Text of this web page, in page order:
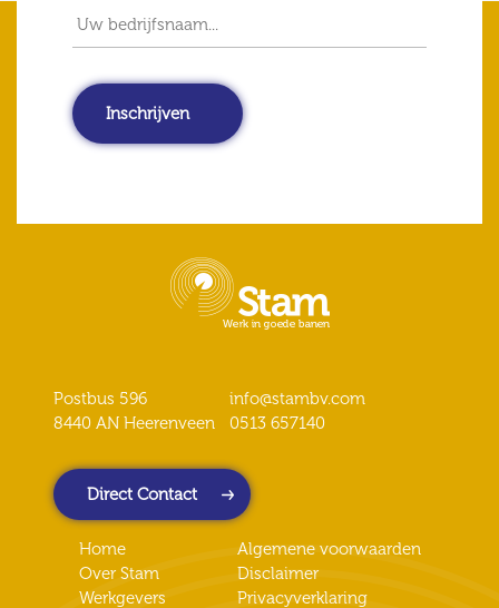
Postbus 596
8440 AN Heerenveen
info@stambv.com
0513 657140
Direct Contact
Home
Over Stam
Werkgevers
Algemene voorwaarden
Disclaimer
Privacyverklaring